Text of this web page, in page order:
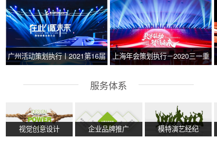
广州活动策划执行丨2021第16届
上海年会策划执行－2020三一重
服务体系
视觉创意设计 企业品牌推广 模特演艺经纪